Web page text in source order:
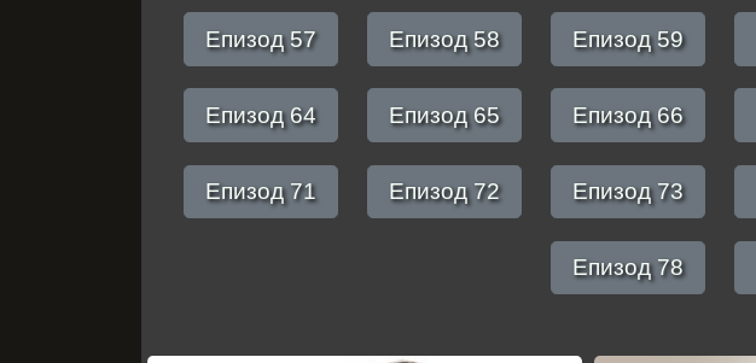
Епизод 57 Епизод 58 Епизод 59
Епизод 64 Епизод 65 Епизод 66
Епизод 71 Епизод 72 Епизод 73
Епизод 78